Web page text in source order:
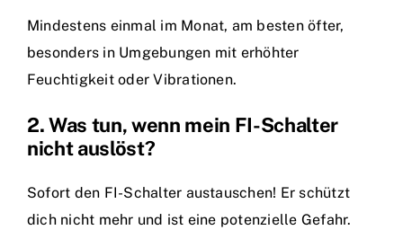
Mindestens einmal im Monat, am besten öfter,
besonders in Umgebungen mit erhöhter
Feuchtigkeit oder Vibrationen.
2. Was tun, wenn mein FI-Schalter
nicht auslöst?
Sofort den FI-Schalter austauschen! Er schützt
dich nicht mehr und ist eine potenzielle Gefahr.